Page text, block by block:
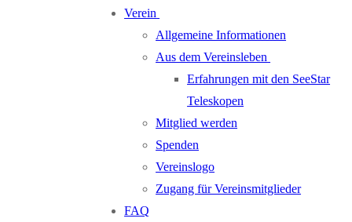
Verein
Allgemeine Informationen
Aus dem Vereinsleben
Erfahrungen mit den SeeStar
Teleskopen
Mitglied werden
Spenden
Vereinslogo
Zugang für Vereinsmitglieder
FAQ